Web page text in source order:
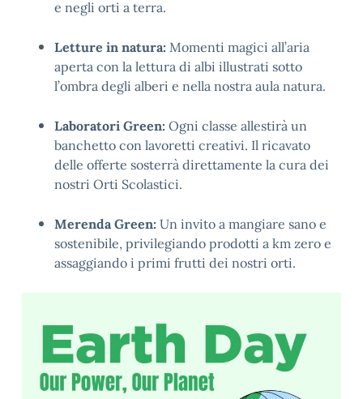
e negli orti a terra.
Letture in natura: Momenti magici all’aria
aperta con la lettura di albi illustrati sotto
l’ombra degli alberi e nella nostra aula natura.
Laboratori Green: Ogni classe allestirà un
banchetto con lavoretti creativi. Il ricavato
delle offerte sosterrà direttamente la cura dei
nostri Orti Scolastici.
Merenda Green: Un invito a mangiare sano e
sostenibile, privilegiando prodotti a km zero e
assaggiando i primi frutti dei nostri orti.